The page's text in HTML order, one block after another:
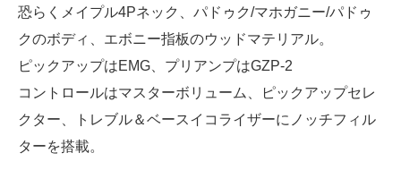
恐らくメイプル4Pネック、パドゥク/マホガニー/パドゥ
クのボディ、エボニー指板のウッドマテリアル。
ピックアップはEMG、プリアンプはGZP-2
コントロールはマスターボリューム、ピックアップセレ
クター、トレブル＆ベースイコライザーにノッチフィル
ターを搭載。